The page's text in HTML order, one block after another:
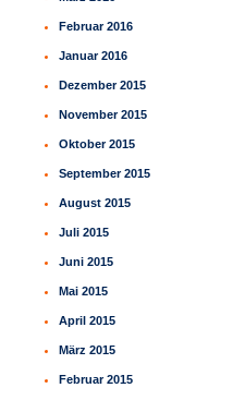
Februar 2016
Januar 2016
Dezember 2015
November 2015
Oktober 2015
September 2015
August 2015
Juli 2015
Juni 2015
Mai 2015
April 2015
März 2015
Februar 2015